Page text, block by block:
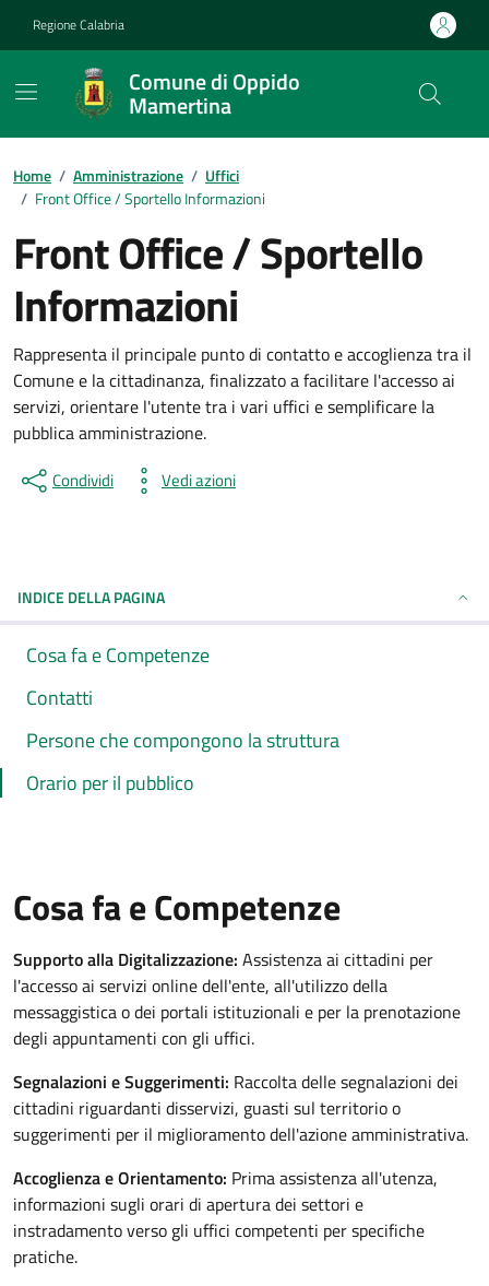
Regione Calabria
Comune di Oppido
Mamertina
Home / Amministrazione / Uffici
/ Front Office / Sportello Informazioni
Front Office / Sportello
Informazioni
Rappresenta il principale punto di contatto e accoglienza tra il
Comune e la cittadinanza, finalizzato a facilitare l'accesso ai
servizi, orientare l'utente tra i vari uffici e semplificare la
pubblica amministrazione.
Condividi Vedi azioni
INDICE DELLA PAGINA
Cosa fa e Competenze
Contatti
Persone che compongono la struttura
Orario per il pubblico
Cosa fa e Competenze
Supporto alla Digitalizzazione: Assistenza ai cittadini per
l'accesso ai servizi online dell'ente, all'utilizzo della
messaggistica o dei portali istituzionali e per la prenotazione
degli appuntamenti con gli uffici.
Segnalazioni e Suggerimenti: Raccolta delle segnalazioni dei
cittadini riguardanti disservizi, guasti sul territorio o
suggerimenti per il miglioramento dell'azione amministrativa.
Accoglienza e Orientamento: Prima assistenza all'utenza,
informazioni sugli orari di apertura dei settori e
instradamento verso gli uffici competenti per specifiche
pratiche.